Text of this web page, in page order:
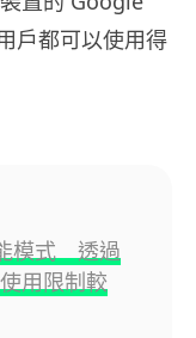
戶都可以使用得
模式 透過
用限制較